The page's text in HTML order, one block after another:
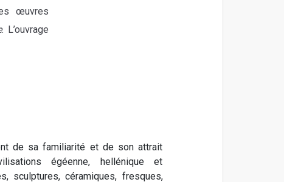
œuvres
. L’ouvrage
de sa familiarité et de son attrait
égéenne, hellénique et
sculptures, céramiques, fresques,